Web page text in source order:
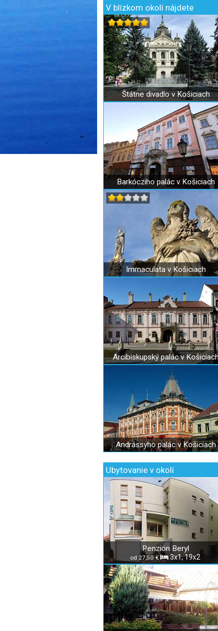
V blízkom okolí nájdete
Štátne divadlo v Košiciach
Barkócziho palác v Košiciach
Immaculata v Košiciach
Arcibiskupský palác v
Andrássyho palác v Košiciach
Ubytovanie v okolí
Penzión Beryl
od 27,50 € 3x1, 19x2